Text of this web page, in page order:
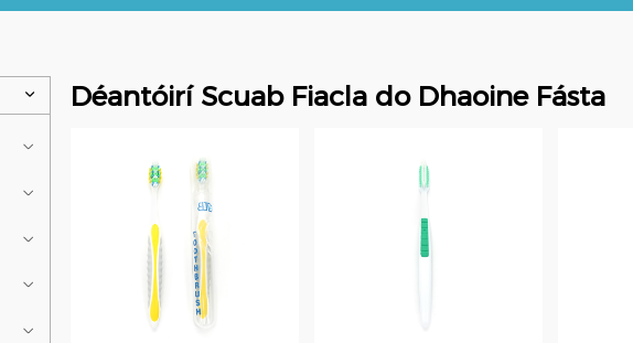
Déantóirí Scuab Fiacla do Dhaoine Fásta